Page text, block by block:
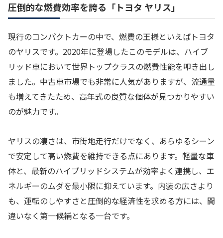
圧倒的な燃費効率を誇る「トヨタ ヤリス」
現行のコンパクトカーの中で、燃費の王様といえばトヨタ
のヤリスです。2020年に登場したこのモデルは、ハイブ
リッド車において世界トップクラスの燃費性能を叩き出し
ました。中古車市場でも非常に人気がありますが、流通量
も増えてきたため、高年式の良質な個体が見つかりやすい
のが魅力です。
ヤリスの凄さは、市街地走行だけでなく、あらゆるシーン
で安定して高い燃費を維持できる点にあります。軽量な車
体と、最新のハイブリッドシステムが効率よく連携し、エ
ネルギーのムダを最小限に抑えています。内装の広さより
も、運転のしやすさと圧倒的な経済性を求める方には、間
違いなく第一候補となる一台です。